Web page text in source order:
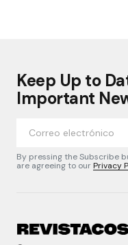
Keep Up to
Important
By pressing the Subscribe
are agreeing to ourPrivacy